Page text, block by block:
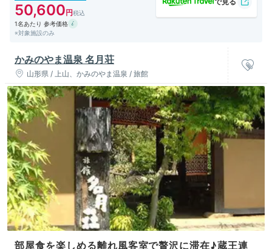
50,600
1名あたり 参考価格
※対象施設のみ
かみのやま温泉 名月荘
山形県 / 上山、かみのやま温泉 / 旅館
部屋食を楽しめる離れ風客室で贅沢に滞在♪蔵王連